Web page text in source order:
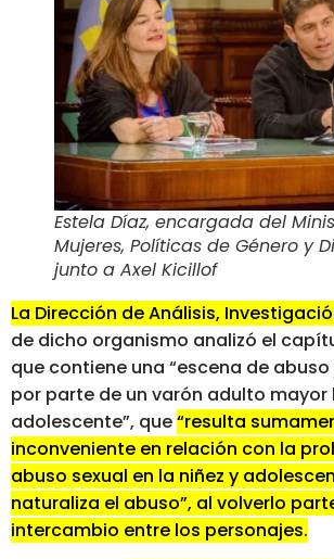
Estela Díaz, encargada del
Mujeres, Políticas de Género y
junto a Axel Kicillof
La Dirección de Análisis,
de dicho organismo analizó el
que contiene una “escena de
por parte de un varón adulto mayor
adolescente”, que“resulta
inconveniente en relación con la
abuso sexual en la niñez y
naturaliza el abuso”, al volverlo
intercambio entre los personajes.